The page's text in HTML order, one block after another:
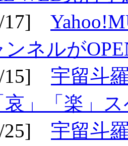
17]
ネルが
15] 宇留斗
哀」「楽」
25] 宇留斗